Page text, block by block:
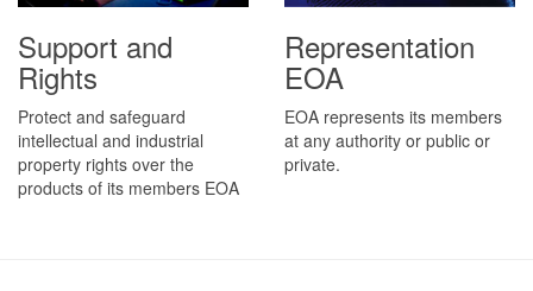
Support and
Rights
Protect and safeguard
intellectual and industrial
property rights over the
products of its members EOA
Representation
EOA
EOA represents its members
at any authority or public or
private.